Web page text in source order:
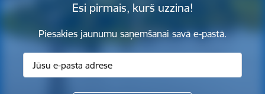
Esi pirmais, kurš uzzina!
Piesakies jaunumu saņemšanai savā e-pastā.